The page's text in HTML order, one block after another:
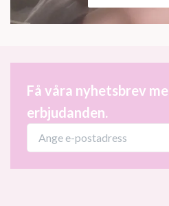
Få våra nyhetsbrev
erbjudanden.